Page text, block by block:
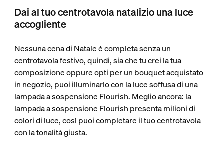
Dai al tuo centrotavola natalizio una luce
accogliente
Nessuna cena di Natale è completa senza un
centrotavola festivo, quindi, sia che tu crei la tua
composizione oppure opti per un bouquet acquistato
in negozio, puoi illuminarlo con la luce soffusa di una
lampada a sospensione Flourish. Meglio ancora: la
lampada a sospensione Flourish presenta milioni di
colori di luce, così puoi completare il tuo centrotavola
con la tonalità giusta.